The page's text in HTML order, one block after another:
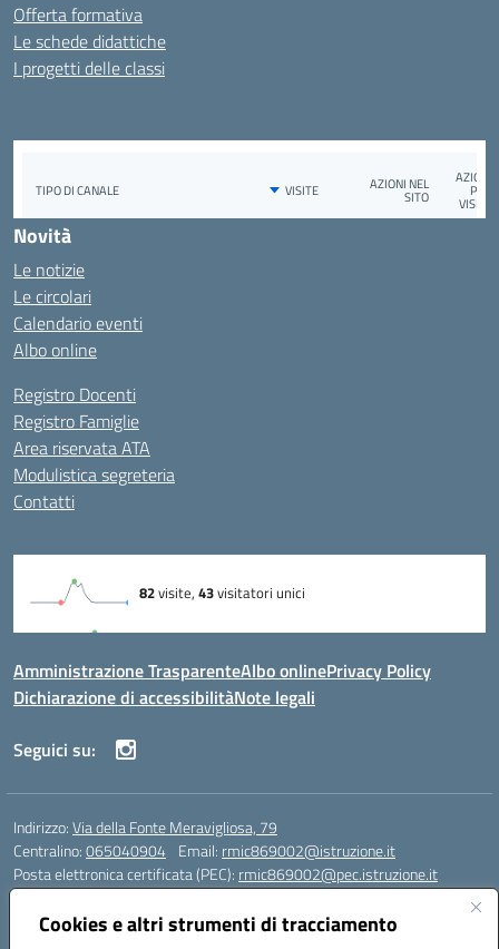
Cookies e altri strumenti di tracciamento
Offerta formativa
Le schede didattiche
I progetti delle classi
Novità
Le notizie
Le circolari
Calendario eventi
Albo online
Registro Docenti
Registro Famiglie
Area riservata ATA
Modulistica segreteria
Contatti
Amministrazione TrasparenteAlbo onlinePrivacy Policy
Dichiarazione di accessibilitàNote legali
Seguici su:
Indirizzo:Via della Fonte Meravigliosa, 79
Centralino:065040904 Email: rmic869002@istruzione.it
Posta elettronica certificata (PEC): rmic869002@pec.istruzione.it
Codice fiscale: 97197090588
Codice meccanografico: RMIC869002